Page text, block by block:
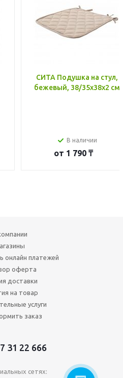
СИТА Подушка на стул,
бежевый, 38/35x38x2 см
В наличии
от 1 790 ₸
онлайн платежей
оферта
доставки
на товар
услуги
заказ
31 22 666
сетях: